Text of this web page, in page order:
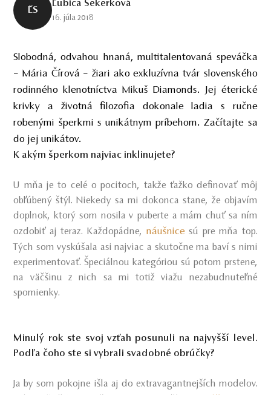
ĽS
Ľubica Sekerková
16. júla 2018
Slobodná, odvahou hnaná, multitalentovaná speváčka
– Mária Čírová – žiari ako exkluzívna tvár slovenského
rodinného klenotníctva Mikuš Diamonds. Jej éterické
krivky a životná filozofia dokonale ladia s ručne
robenými šperkmi s unikátnym príbehom. Začítajte sa
do jej unikátov.
K akým šperkom najviac inklinujete?
U mňa je to celé o pocitoch, takže ťažko definovať môj
obľúbený štýl. Niekedy sa mi dokonca stane, že objavím
doplnok, ktorý som nosila v puberte a mám chuť sa ním
ozdobiť aj teraz. Každopádne, náušnice sú pre mňa top.
Tých som vyskúšala asi najviac a skutočne ma baví s nimi
experimentovať. Špeciálnou kategóriou sú potom prstene,
na väčšinu z nich sa mi totiž viažu nezabudnuteľné
spomienky.
Minulý rok ste svoj vzťah posunuli na najvyšší level.
Podľa čoho ste si vybrali svadobné obrúčky?
Ja by som pokojne išla aj do extravagantnejších modelov.